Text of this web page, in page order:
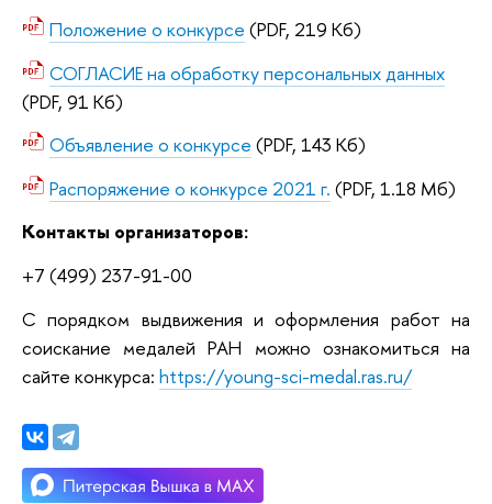
Положение о конкурсе (PDF, 219 Кб)
СОГЛАСИЕ на обработку персональных данных
(PDF, 91 Кб)
Объявление о конкурсе (PDF, 143 Кб)
Распоряжение о конкурсе 2021 г. (PDF, 1.18 Мб)
Контакты организаторов:
+7 (499) 237-91-00
С порядком выдвижения и оформления работ на
соискание медалей РАН можно ознакомиться на
сайте конкурса: https://young-sci-medal.ras.ru/